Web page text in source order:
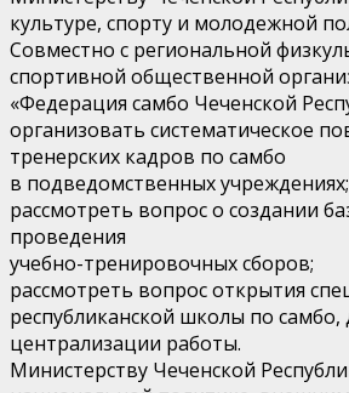
культуре, спорту и молодежной
Совместно с региональной
спортивной общественной
«Федерация самбо Чеченской
организовать систематическое
тренерских кадров по самбо
в подведомственных учреждениях;
рассмотреть вопрос о создании
проведения
учебно-тренировочных сборов;
рассмотреть вопрос открытия
республиканской школы по самбо,
централизации работы.
Министерству Чеченской